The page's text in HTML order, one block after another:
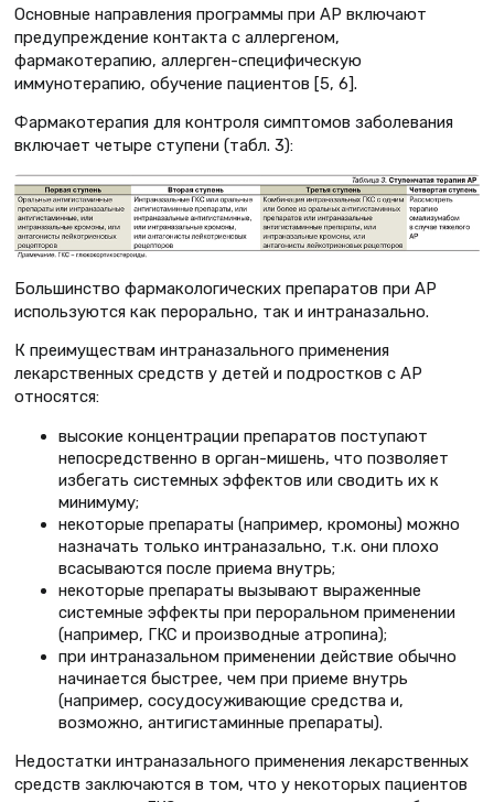
Основные направления программы при АР включают
предупреждение контакта с аллергеном,
фармакотерапию, аллерген-специфическую
иммунотерапию, обучение пациентов [5, 6].
Фармакотерапия для контроля симптомов заболевания
включает четыре ступени (табл. 3):
Большинство фармакологических препаратов при АР
используются как перорально, так и интраназально.
К преимуществам интраназального применения
лекарственных средств у детей и подростков с АР
относятся:
высокие концентрации препаратов поступают
непосредственно в орган-мишень, что позволяет
избегать системных эффектов или сводить их к
минимуму;
некоторые препараты (например, кромоны) можно
назначать только интраназально, т.к. они плохо
всасываются после приема внутрь;
некоторые препараты вызывают выраженные
системные эффекты при пероральном применении
(например, ГКС и производные атропина);
при интраназальном применении действие обычно
начинается быстрее, чем при приеме внутрь
(например, сосудосуживающие средства и,
возможно, антигистаминные препараты).
Недостатки интраназального применения лекарственных
средств заключаются в том, что у некоторых пациентов